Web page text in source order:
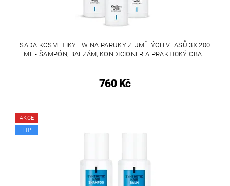
SADA KOSMETIKY EW NA PARUKY Z UMĚLÝCH VLASŮ 3X 200
ML - ŠAMPÓN, BALZÁM, KONDICIONER A PRAKTICKÝ OBAL
760 Kč
AKCE
TIP